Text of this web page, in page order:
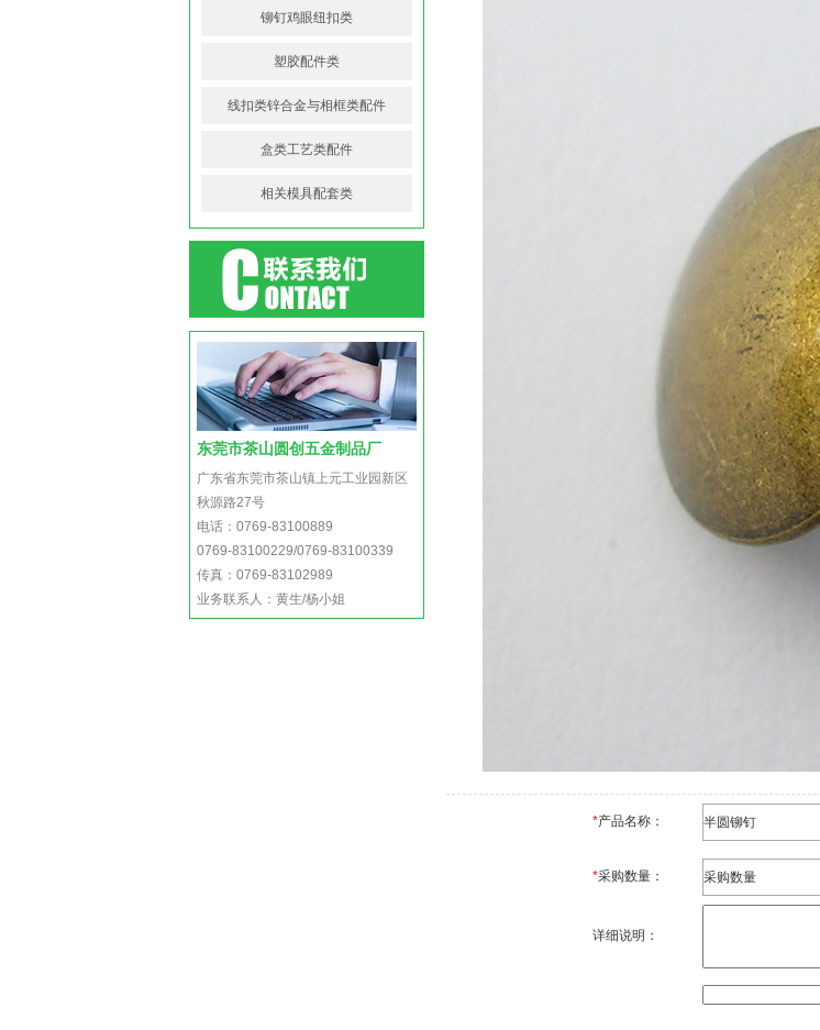
铆钉鸡眼纽扣类
塑胶配件类
线扣类锌合金与相框类配件
盒类工艺类配件
相关模具配套类
东莞市茶山圆创五金制品厂
广东省东莞市茶山镇上元工业园新区
秋源路27号
电话：0769-83100889
0769-83100229/0769-83100339
传真：0769-83102989
业务联系人：黄生/杨小姐
*产品名称：
*采购数量：
详细说明：